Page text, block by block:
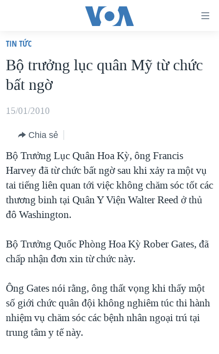
truy
cập
Tới
dung
chính
điều
hướng
chính
Đi
tới
VIỆT NAM
HOA KỲ
BIỂN ĐÔNG
BLOG
DIỄN ĐÀN
MỤC
TỰ DO BÁO CHÍ
VẠCH TRẦN TIN GIẢ
ĐỜI SỐNG
KINH TẾ
KHOA HỌC
SỨC KHOẺ
VĂN HOÁ
THỂ THAO
CHUYÊN ĐỀ
CHIẾN TRANH THƯƠNG MẠI CỦA MỸ: QUÁ KHỨ VÀ HIỆN
HÀNH TRÌNH BẦU CỬ 2024
MỘT NĂM CHIẾN TRANH TẠI DẢI GAZA
NGÀY TỊ NẠN THẾ GIỚI
TRỊNH VĨNH BÌNH - NGƯỜI HẠ 'BÊN THẮNG CUỘC'
GROUND ZERO – XƯA VÀ NAY
HỌC TIẾNG ANH
NGHE
Ngôn ngữ khác
TIN TỨC
Bộ trưởng lục quân Mỹ từ chức
bất ngờ
15/01/2010
Chia sẻ
Bộ Trưởng Lục Quân Hoa Kỳ, ông Francis
Harvey đã từ chức bất ngờ sau khi xảy ra một vụ
tai tiếng liên quan tới việc không chăm sóc tốt các
thương binh tại Quân Y Viện Walter Reed ở thủ
đô Washington.
Bộ Trưởng Quốc Phòng Hoa Kỳ Rober Gates, đã
chấp nhận đơn xin từ chức này.
Ông Gates nói rằng, ông thất vọng khi thấy một
số giới chức quân đội không nghiêm túc thi hành
nhiệm vụ chăm sóc các bệnh nhân ngoại trú tại
trung tâm y tế này.